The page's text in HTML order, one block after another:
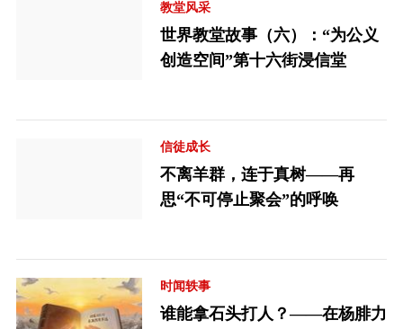
教堂风采
世界教堂故事（六）：“为公义
创造空间”第十六街浸信堂
信徒成长
不离羊群，连于真树——再
思“不可停止聚会”的呼唤
时闻轶事
谁能拿石头打人？——在杨腓力